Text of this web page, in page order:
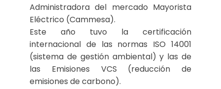
Administradora del mercado Mayorista
Eléctrico (Cammesa).
Este año tuvo la certificación
internacional de las normas ISO 14001
(sistema de gestión ambiental) y las de
las Emisiones VCS (reducción de
emisiones de carbono).